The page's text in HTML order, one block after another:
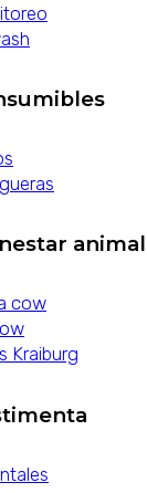
animal
cow
Kraiburg